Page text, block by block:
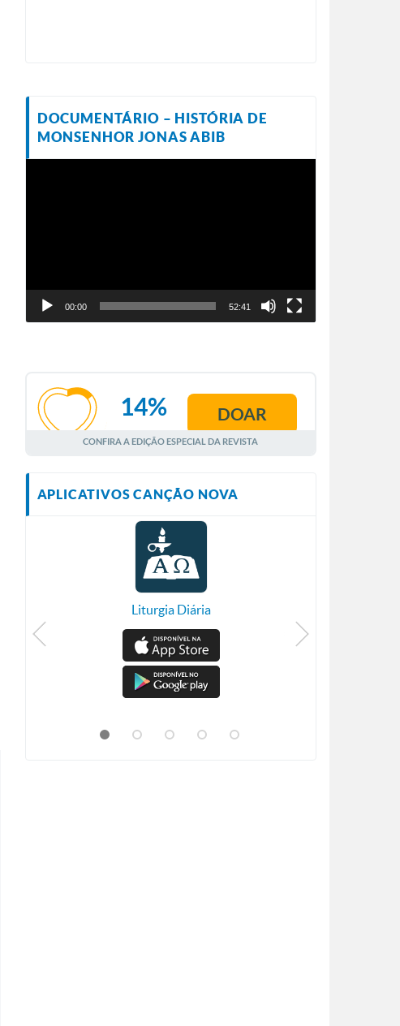
DOCUMENTÁRIO – HISTÓRIA DE
MONSENHOR JONAS ABIB
00:00 52:41
AGOSTO
14% DOAR
CONFIRA A EDIÇÃO ESPECIAL DA REVISTA
APLICATIVOS CANÇÃO NOVA
Liturgia Diária